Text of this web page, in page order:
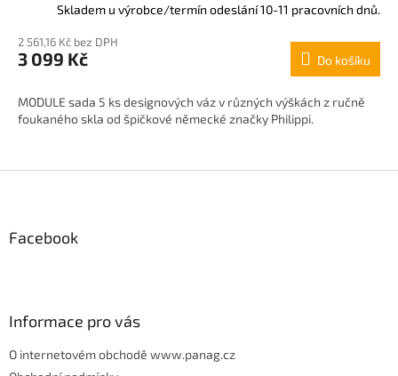
Skladem u výrobce/termín odeslání 10-11 pracovních dnů.
2 561,16 Kč bez DPH
3 099 Kč Do košíku
MODULE sada 5 ks designových váz v různých výškách z ručně
foukaného skla od špičkové německé značky Philippi.
p
aFacebook
Informace pro vás
O internetovém obchodě www.panag.cz